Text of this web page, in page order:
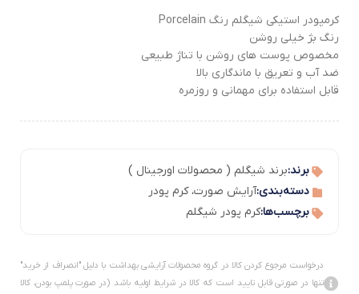
کرمپودر استیکی شیگلم رنگ Porcelain
رنگ بژ خیلی روشن
مخصوص پوست های روشن با تناژ طبیعی
ضد آب و تعریق با ماندگاری بالا
قابل استفاده برای مهمانی و روزمره
برند:برند شیگلم ( محصولات اورجینال )
دسته‌بندی:آرایش صورت،کرم پودر
برچسب‌ها:کرم پودر شیگلم
درخواست مرجوع کردن کالا در گروه محصولات آرایشی بهداشت با دلیل "انصراف از خرید"
تنها در صورتی قابل تایید است که کالا در شرایط اولیه باشد (در صورت پلمپ بودن، کالا